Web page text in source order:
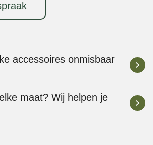
accessoires onmisbaar
maat? Wij helpen je